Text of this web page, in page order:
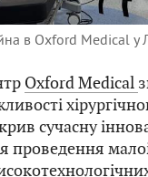
в Oxford Medical у
Oxford Medical
сучасну
проведення